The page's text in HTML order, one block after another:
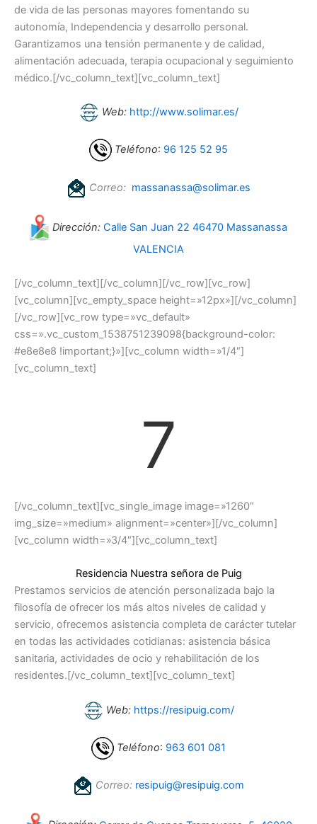
de vida de las personas mayores fomentando su
autonomía, Independencia y desarrollo personal.
Garantizamos una tensión permanente y de calidad,
alimentación adecuada, terapia ocupacional y seguimiento
médico.[/vc_column_text][vc_column_text]
Web: http://www.solimar.es/
Teléfono: 96 125 52 95
Correo: massanassa@solimar.es
Dirección: Calle San Juan 22 46470 Massanassa
VALENCIA
[/vc_column_text][/vc_column][/vc_row][vc_row]
[vc_column][vc_empty_space height=»12px»][/vc_column]
[/vc_row][vc_row type=»vc_default»
css=».vc_custom_1538751239098{background-color:
#e8e8e8 !important;}»][vc_column width=»1/4″]
[vc_column_text]
7
[/vc_column_text][vc_single_image image=»1260″
img_size=»medium» alignment=»center»][/vc_column]
[vc_column width=»3/4″][vc_column_text]
Residencia Nuestra señora de Puig
Prestamos servicios de atención personalizada bajo la
filosofía de ofrecer los más altos niveles de calidad y
servicio, ofrecemos asistencia completa de carácter tutelar
en todas las actividades cotidianas: asistencia básica
sanitaria, actividades de ocio y rehabilitación de los
residentes.[/vc_column_text][vc_column_text]
Web: https://resipuig.com/
Teléfono: 963 601 081
Correo: resipuig@resipuig.com